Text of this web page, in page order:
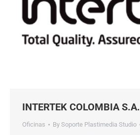
INTERTEK COLOMBIA S.A.
Oficinas By Soporte Plastimedia Studio